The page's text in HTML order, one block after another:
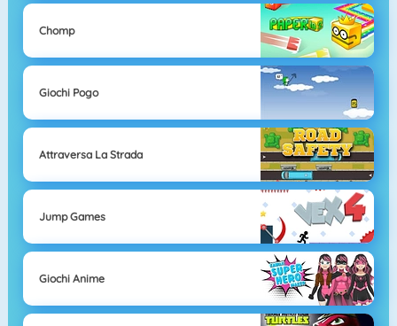
Chomp
Giochi Pogo
Attraversa La Strada
Jump Games
Giochi Anime